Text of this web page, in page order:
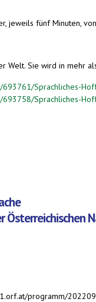
jeweils fünf Minuten,
Sie wird in mehr
Sprachliches-
Sprachliches-
Österreichischen
programm/